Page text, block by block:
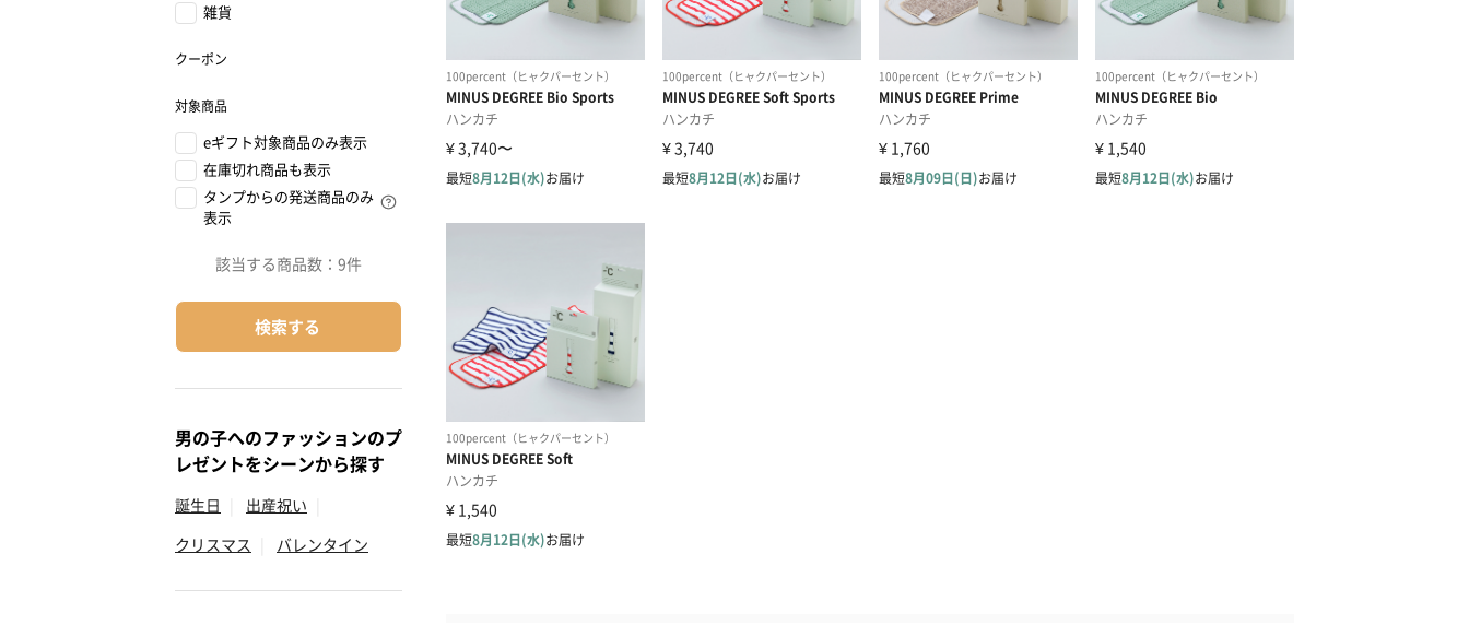
雑貨
クーポン
対象商品
eギフト対象商品のみ表示
在庫切れ商品も表示
タンプからの発送商品のみ
表示
該当する商品数： 9件
検索する
男の子へのファッションのプ
レゼントをシーンから探す
誕生日 出産祝い
クリスマス
バレンタイン